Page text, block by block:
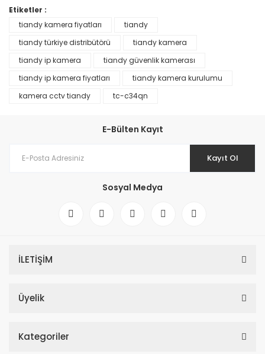
Etiketler :
tiandy kamera fiyatları
tiandy
tiandy türkiye distribütörü
tiandy kamera
tiandy ip kamera
tiandy güvenlik kamerası
tiandy ip kamera fiyatları
tiandy kamera kurulumu
kamera cctv tiandy
tc-c34qn
E-Bülten Kayıt
Kayıt Ol
Sosyal Medya
İLETİŞİM
Üyelik
Kategoriler